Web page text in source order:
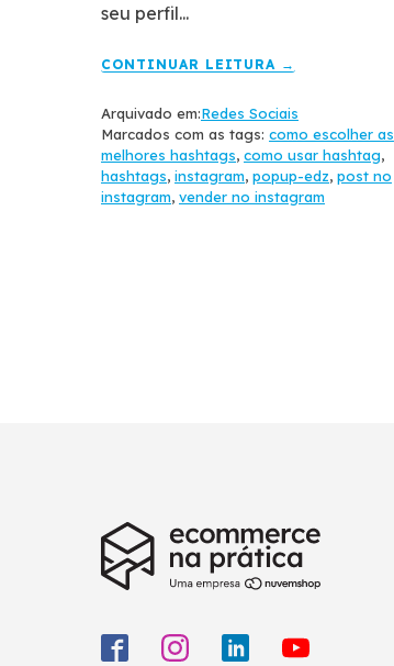
seu perfil...
CONTINUAR LEITURA →
Arquivado em:Redes Sociais
Marcados com as tags: como escolher as
melhores hashtags, como usar hashtag,
hashtags, instagram, popup-edz, post no
instagram, vender no instagram